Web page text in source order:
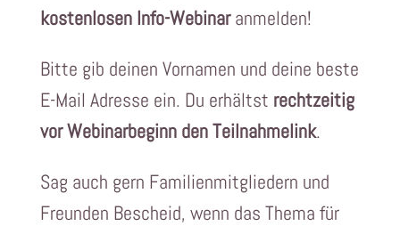
kostenlosen Info-Webinaranmelden!
Bitte gib deinen Vornamen und deine beste
E-Mail Adresse ein. Du erhältst rechtzeitig
vor Webinarbeginn den Teilnahmelink.
Sag auch gern Familienmitgliedern und
Freunden Bescheid, wenn das Thema für